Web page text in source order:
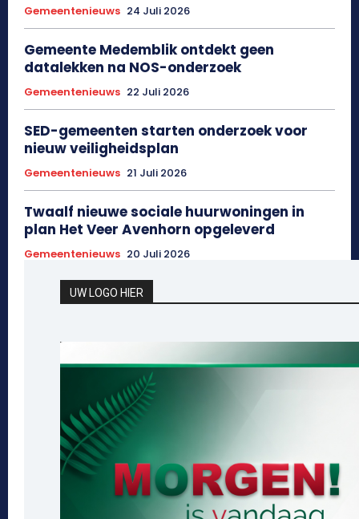
Gemeentenieuws 24 Juli 2026
Gemeente Medemblik ontdekt geen
datalekken na NOS-onderzoek
Gemeentenieuws 22 Juli 2026
SED-gemeenten starten onderzoek voor
nieuw veiligheidsplan
Gemeentenieuws 21 Juli 2026
Twaalf nieuwe sociale huurwoningen in
plan Het Veer Avenhorn opgeleverd
Gemeentenieuws 20 Juli 2026
UW LOGO HIER